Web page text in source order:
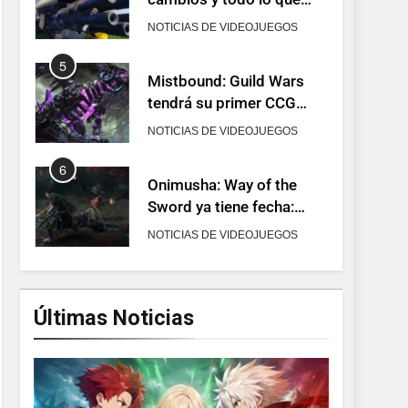
llega con el lanzamiento
NOTICIAS DE VIDEOJUEGOS
5
Mistbound: Guild Wars
tendrá su primer CCG
digital para PC y móviles
NOTICIAS DE VIDEOJUEGOS
6
Onimusha: Way of the
Sword ya tiene fecha:
Capcom lanza demo
NOTICIAS DE VIDEOJUEGOS
7
No Rest for the Wicked
confirma su versión 1.0
NOTICIAS DE VIDEOJUEGOS
8
Stuntman: Hollywood
Últimas Noticias